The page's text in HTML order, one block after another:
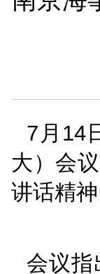
南
7月